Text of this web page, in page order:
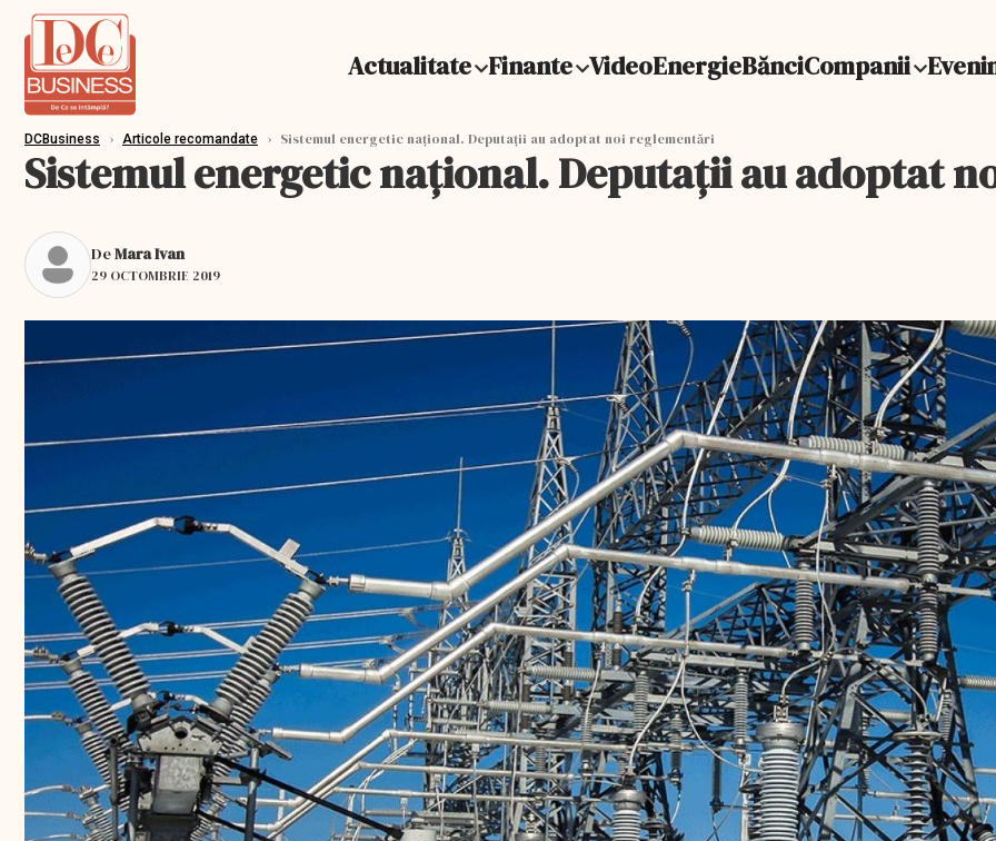
Actualitate Finante VideoEnergieBănciCompanii
DCBusiness › Articole recomandate › Sistemul energetic național. Deputații au adoptat noi reglementări
Sistemul energetic național. Deputații au adoptat
DeMara Ivan
29 OCTOMBRIE 2019